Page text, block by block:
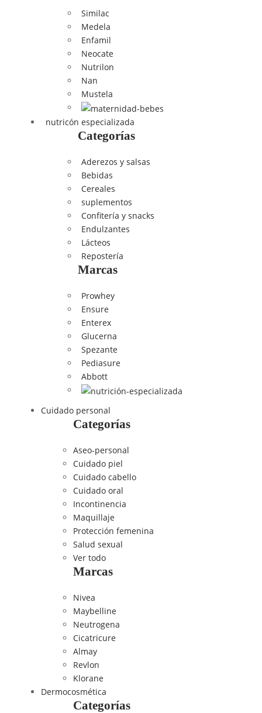
Similac
Medela
Enfamil
Neocate
Nutrilon
Nan
Mustela
nutricón especializada
Categorías
Aderezos y salsas
Bebidas
Cereales
suplementos
Confitería y snacks
Endulzantes
Lácteos
Repostería
Marcas
Prowhey
Ensure
Enterex
Glucerna
Spezante
Pediasure
Abbott
Cuidado personal
Categorías
Aseo-personal
Cuidado piel
Cuidado cabello
Cuidado oral
Incontinencia
Maquillaje
Protección femenina
Salud sexual
Ver todo
Marcas
Nivea
Maybelline
Neutrogena
Cicatricure
Almay
Revlon
Klorane
Dermocosmética
Categorías